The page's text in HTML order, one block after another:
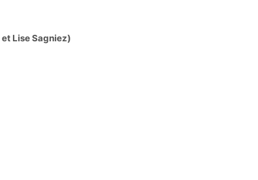
et Lise Sagniez)